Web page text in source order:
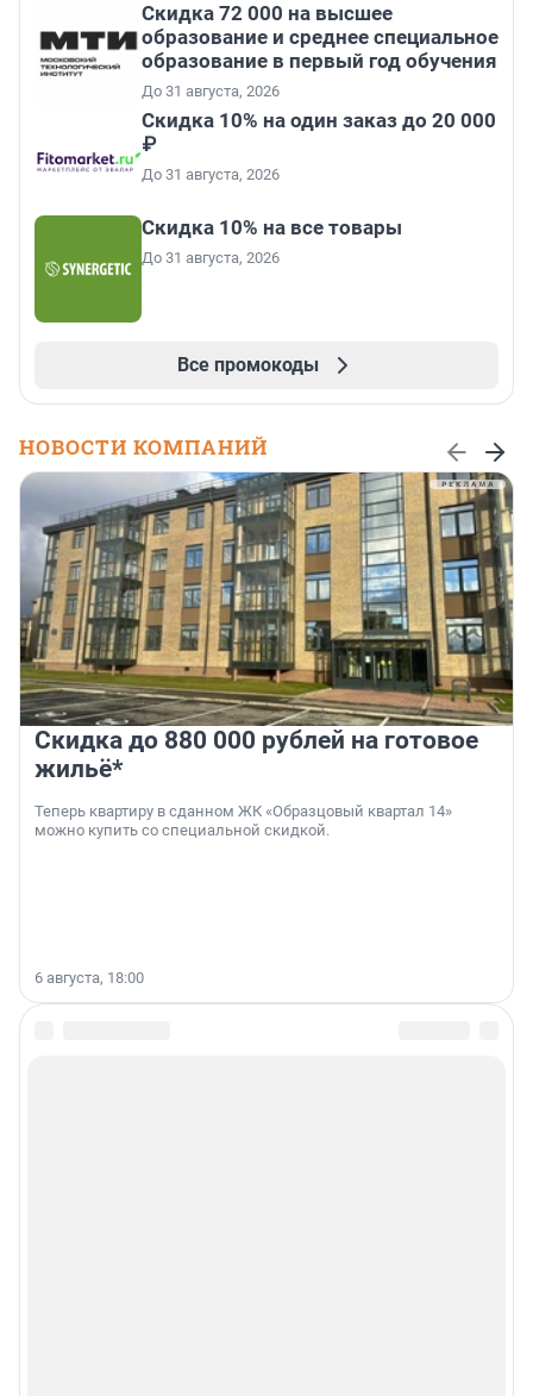
Скидка 72 000 на высшее
образование и среднее специальное
образование в первый год обучения
До 31 августа, 2026
Скидка 10% на один заказ до 20 000
₽
До 31 августа, 2026
Скидка 10% на все товары
До 31 августа, 2026
Все промокоды
НОВОСТИ КОМПАНИЙ
Скидка до 880 000 рублей на готовое
жильё*
Теперь квартиру в сданном ЖК «Образцовый квартал 14»
можно купить со специальной скидкой.
6 августа, 18:00